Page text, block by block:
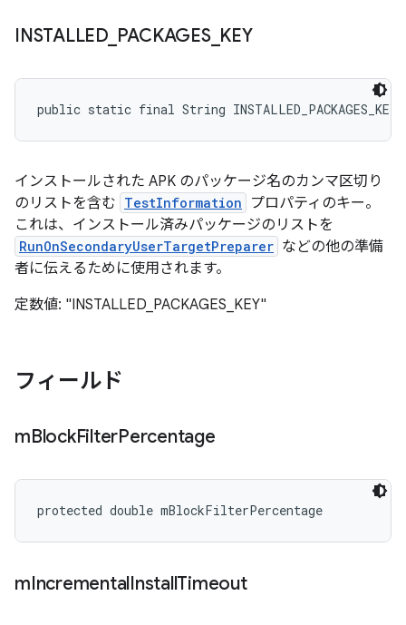
INSTALLED_ PACKAGES_ KEY
public static final String INSTALLED_PACKAGES_KEY
インストールされた APK のパッケージ名のカンマ区切り
のリストを含む TestInformation
プロパティのキー。
これは、インストール済みパッケージのリストを
RunOnSecondaryUserTargetPreparer などの他の準備
者に伝えるために使用されます。
定数値: "INSTALLED_PACKAGES_KEY"
フィールド
mBlockFilterPercentage
protected double mBlockFilterPercentage
mIncrementalInstallTimeout